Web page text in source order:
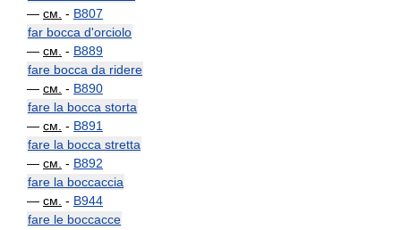
— см. - B807
far bocca d'orciolo
— см. - B889
fare bocca da ridere
— см. - B890
fare la bocca storta
— см. - B891
fare la bocca stretta
— см. - B892
fare la boccaccia
— см. - B944
fare le boccacce